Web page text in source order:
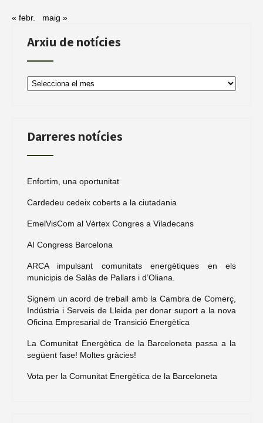
« febr. maig »
Arxiu de notícies
Arxiu
de
Darreres notícies
Enfortim, una oportunitat
Cardedeu cedeix coberts a la ciutadania
EmelVisCom al Vèrtex Congres a Viladecans
AI Congress Barcelona
ARCA impulsant comunitats energètiques en els
municipis de Salàs de Pallars i d’Oliana.
Signem un acord de treball amb la Cambra de Comerç,
Indústria i Serveis de Lleida per donar suport a la nova
Oficina Empresarial de Transició Energètica
La Comunitat Energètica de la Barceloneta passa a la
següent fase! Moltes gràcies!
Vota per la Comunitat Energètica de la Barceloneta